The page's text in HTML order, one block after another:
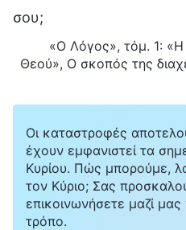
σου;
«Ο Λόγος», τόμ. 1: «Η
Θεού», Ο σκοπός της
Οι καταστροφές
έχουν εμφανιστεί τα
Κυρίου. Πώς μπορούμε,
τον Κύριο; Σας
επικοινωνήσετε μαζί μας
τρόπο.